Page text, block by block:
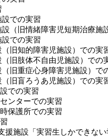
での実習
（旧情緒障害児短期治療施
での実習
旧知的障害児施設）での実
旧肢体不自由児施設）での
旧重症心身障害児施設）で
旧盲ろうあ児施設）での実
での実習
ンターでの実習
保護所での実習
施設「実習生しかできない